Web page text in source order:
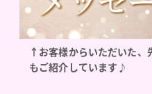
↑お客様からいただいた、
もご紹介しています♪